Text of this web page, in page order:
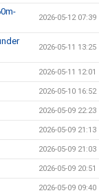
2026-05-12 07:39
2026-05-11 13:25
2026-05-11 12:01
2026-05-10 16:52
2026-05-09 22:23
2026-05-09 21:13
2026-05-09 21:03
2026-05-09 20:51
2026-05-09 09:40